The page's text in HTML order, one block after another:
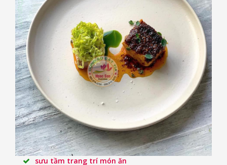
sưu tầm trang trí món ăn